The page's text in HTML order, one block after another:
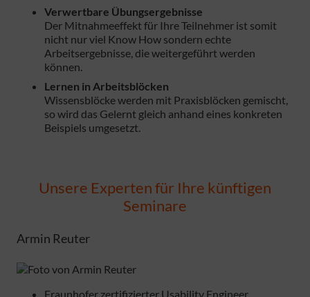
Verwertbare Übungsergebnisse
Der Mitnahmeeffekt für Ihre Teilnehmer ist somit
nicht nur viel Know How sondern echte
Arbeitsergebnisse, die weitergeführt werden
können.
Lernen in Arbeitsblöcken
Wissensblöcke werden mit Praxisblöcken gemischt,
so wird das Gelernt gleich anhand eines konkreten
Beispiels umgesetzt.
Unsere Experten für Ihre künftigen
Seminare
Armin Reuter
Fraunhofer zertifizierter Usability Engineer